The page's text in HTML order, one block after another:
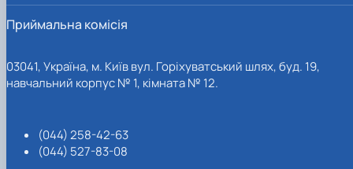
Приймальна комісія
03041, Україна, м. Київ вул. Горіхуватський шлях, буд. 19,
навчальний корпус № 1, кімната № 12.
(044) 258-42-63
(044) 527-83-08